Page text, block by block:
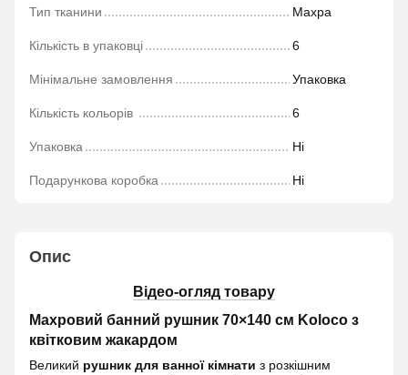
Тип тканини Махра
Кількість в упаковці 6
Мінімальне замовлення Упаковка
Кількість кольорів 6
Упаковка Ні
Подарункова коробка Ні
Опис
Відео-огляд товару
Махровий банний рушник 70×140 см Koloco з
квітковим жакардом
Великий рушник для ванної кімнати з розкішним